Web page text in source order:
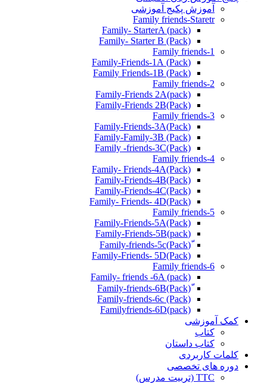
آموزش پکیج آموزشی
Family friends-Staretr
Family- StarterA (pack)
Family- Starter B (Pack)
Family friends-1
(Pack) Family-Friends-1A
(Pack) Family Friends-1B
Family friends-2
Family-Friends 2A(pack)
Family-Friends 2B(Pack)
Family friends-3
(Pack)Family-Friends-3A
Family-Family-3B (Pack)
Family -friends-3C(Pack)
Family friends-4
Family- Friends-4A(Pack)
Family-Friends-4B(Pack)
Family-Friends-4C(Pack)
(Pack)Family- Friends- 4D
Family friends-5
Family-Friends-5A(Pack)
(pack)Family-Friends-5B
ّ(Pack)Family-friends-5c
Family-Friends- 5D(Pack)
Family friends-6
Family- friends -6A (pack)
Family-friends-6c (Pack)
Familyfriends-6D(pack)
کمک آموزشی
کتاب
کتاب داستان
کلمات کاربردی
دوره های تخصصی
TTC (تربیت مدرس)